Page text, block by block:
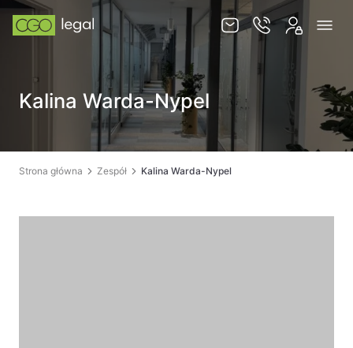
O nas
Zespół
Obsługa korporacyjna
Kalina Warda-Nypel
Strona główna Zespół Kalina Warda-Nypel